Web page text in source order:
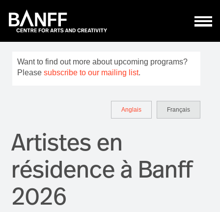
Want to find out more about upcoming programs?
Please subscribe to our mailing list.
Anglais Français
Artistes en
résidence à Banff
2026